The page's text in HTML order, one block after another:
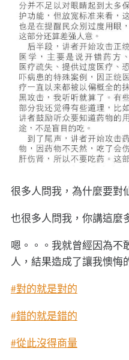
很多人問我，為什麼要對
也很多人問我，你講這麼
嗯。。。我就曾經因為不
人，結果造成了讓我懊悔
#對的就是對的
#錯的就是錯的
#從此沒得商量